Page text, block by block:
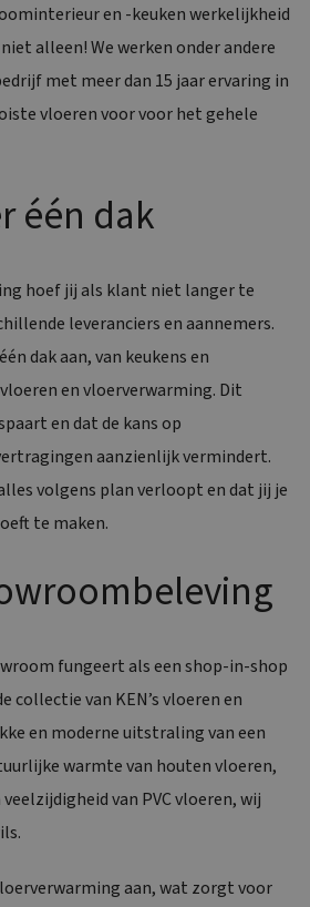
en -keuken werkelijkheid
alleen! We werken onder andere
met meer dan 15 jaar ervaring in
vloeren voor voor het gehele
één dak
hoef jij als klant niet langer te
leveranciers en aannemers.
dak aan, van keukens en
en vloerverwarming. Dit
en dat de kans op
aanzienlijk vermindert.
volgens plan verloopt en dat jij je
te maken.
fungeert als een shop-in-shop
collectie van KEN’s vloeren en
en moderne uitstraling van een
warmte van houten vloeren,
van PVC vloeren, wij
aan, wat zorgt voor